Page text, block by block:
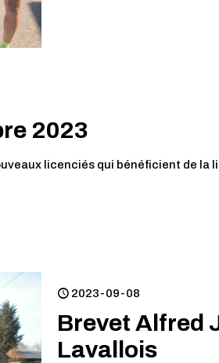
2023
licenciés qui bénéficient de la
2023-09-08
Brevet Alfred
Lavallois